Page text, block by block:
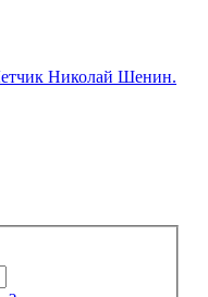
Николай Шенин.